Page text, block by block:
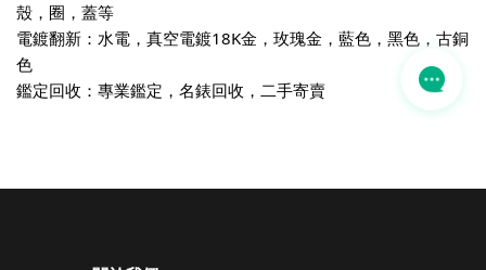
殼，圈，蓋等
電鍍翻新：水電，真空電鍍18K金，玫瑰金，藍色，黑色，古銅
色
鑑定回收：專業鑑定，名錶回收，二手寄賣